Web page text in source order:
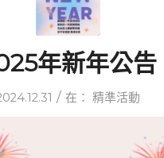
年新年公告
/ 在：精準活動